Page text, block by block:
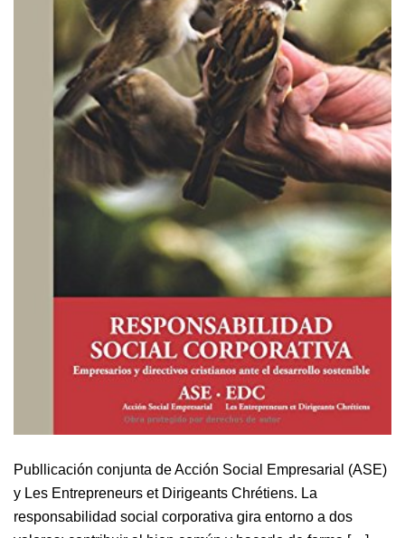
Publlicación conjunta de Acción Social Empresarial (ASE)
y Les Entrepreneurs et Dirigeants Chrétiens. La
responsabilidad social corporativa gira entorno a dos